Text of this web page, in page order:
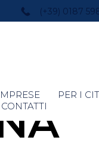
(+39) 0187
PER I
CONTATTI